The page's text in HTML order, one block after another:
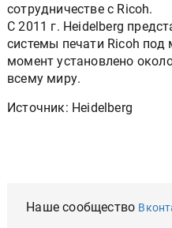
сотрудничестве с Ricoh.
С 2011 г. Heidelberg
системы печати Ricoh
момент установлено
всему миру.
Источник: Heidelberg
Наше сообщество